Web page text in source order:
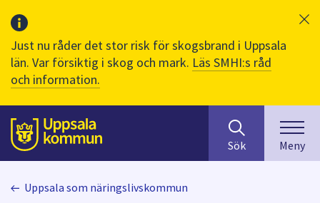
Just nu råder det stor risk för skogsbrand i Uppsala
län. Var försiktig i skog och mark. Läs SMHI:s råd
och information.
Till sidans
huvudinnehåll
efter
innehåll
på
Sök Meny
Uppsala som näringslivskommun